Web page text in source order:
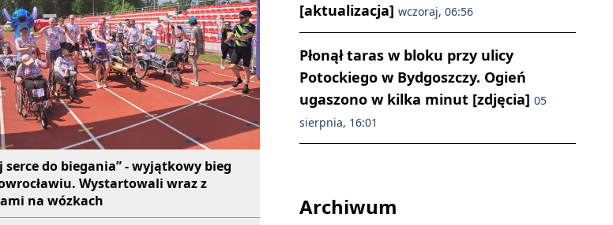
serce do biegania” - wyjątkowy bieg
Wystartowali wraz z
na wózkach
[aktualizacja] wczoraj, 06:56
Płonął taras w bloku przy ulicy
Potockiego w Bydgoszczy. Ogień
ugaszono w kilka minut [zdjęcia] 05
sierpnia, 16:01
Archiwum